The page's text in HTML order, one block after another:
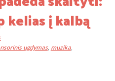
kelias į kalbą
ugdymas, muzika,